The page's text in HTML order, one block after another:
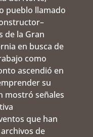
pueblo llamado
de la Gran
en busca de
como
ascendió en
su
mostró señales
que han
de